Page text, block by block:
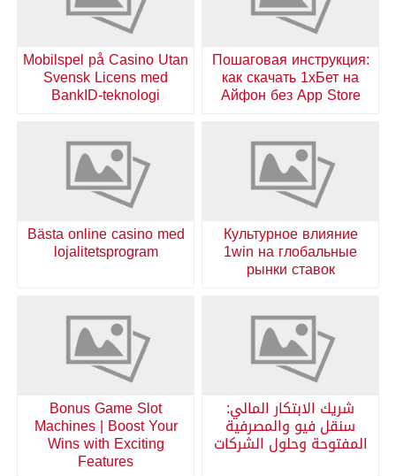
Пошаговая инструкция:
как скачать 1хБет на
Айфон без App Store
Mobilspel på Casino Utan
Svensk Licens med
BankID-teknologi
Культурное влияние
1win на глобальные
рынки ставок
Bästa online casino med
lojalitetsprogram
شريك الابتكار المالي:
سنقل فيو والمصرفية
المفتوحة وحلول الشركات
Bonus Game Slot
Machines | Boost Your
Wins with Exciting
Features